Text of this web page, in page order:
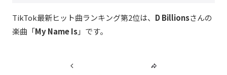
TikTok最新ヒット曲ランキング第2位は、 D Billionsさんの
楽曲「My Name Is」です。